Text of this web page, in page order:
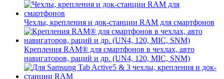
Чехлы, крепления и док-станции RAM для смартфонов
Крепления RAM® для смартфонов в чехлах, авто
навигаторов, раций и др. (UN4, 120, MIC, SNM)